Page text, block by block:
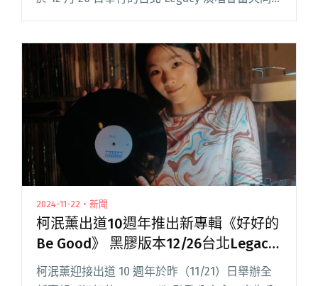
步發行，並驚喜加碼推出 CD 版本，讓樂迷十分
泯薰登香港音樂節Clockenflap主舞台開唱 為年末
十週年專場暖身"
2024-11-22・新聞
柯泯薰出道10週年推出新專輯《好好的
Be Good》 黑膠版本12/26台北Legacy
演唱會當天販售
柯泯薰迎接出道 10 週年於昨（11/21）日舉辦全